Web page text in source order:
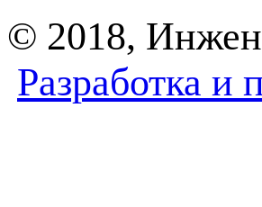
© 2018,
Разработка и